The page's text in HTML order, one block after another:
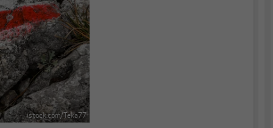
istock.com/Teka77